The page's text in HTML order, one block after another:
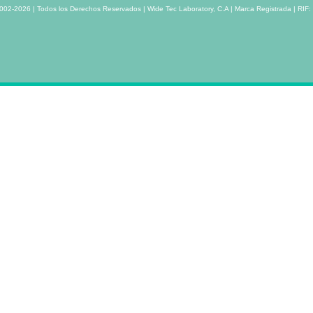
2026 | Todos los Derechos Reservados | Wide Tec Laboratory, C.A | Marca Registrada | RIF: